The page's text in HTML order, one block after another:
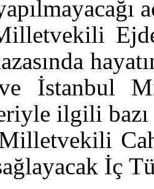
İstanbul
ilgili bazı
İç